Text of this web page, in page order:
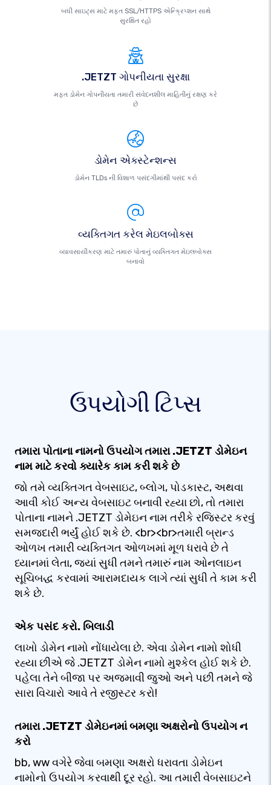
બધી સાઇટ્સ માટે મફત SSL/HTTPS એન્ક્રિપ્શન સાથે
સુરક્ષિત રહો
.JETZT ગોપનીયતા સુરક્ષા
મફત ડોમેન ગોપનીયતા તમારી સંવેદનશીલ માહિતીનું રક્ષણ કરે
છે
ડોમેન એક્સ્ટેન્શન્સ
ડોમેન TLDs ની વિશાળ પસંદગીમાંથી પસંદ કરો
વ્યક્તિગત કરેલ મેઇલબોક્સ
વ્યાવસાયીકરણ માટે તમારું પોતાનું વ્યક્તિગત મેઇલબોક્સ
બનાવો
ઉપયોગી ટિપ્સ
તમારા પોતાના નામનો ઉપયોગ તમારા .JETZT ડોમેઇન
નામ માટે કરવો ક્યારેક કામ કરી શકે છે
જો તમે વ્યક્તિગત વેબસાઇટ, બ્લોગ, પોડકાસ્ટ, અથવા
આવી કોઈ અન્ય વેબસાઇટ બનાવી રહ્યા છો, તો તમારા
પોતાના નામને .JETZT ડોમેઇન નામ તરીકે રજિસ્ટર કરવું
સમજદારી ભર્યું હોઈ શકે છે. <br><br>તમારી બ્રાન્ડ
ઓળખ તમારી વ્યક્તિગત ઓળખમાં મૂળ ધરાવે છે તે
ધ્યાનમાં લેતા, જ્યાં સુધી તમને તમારું નામ ઓનલાઇન
સૂચિબદ્ધ કરવામાં આરામદાયક લાગે ત્યાં સુધી તે કામ કરી
શકે છે.
એક પસંદ કરો. બિલાડી
લાખો ડોમેન નામો નોંધાયેલા છે. એવા ડોમેન નામો શોધી
રહ્યા છીએ જે .JETZT ડોમેન નામો મુશ્કેલ હોઈ શકે છે.
પહેલા તેને બીજા પર અજમાવી જુઓ અને પછી તમને જે
સારા વિચારો આવે તે રજીસ્ટર કરો!
તમારા .JETZT ડોમેઇનમાં બમણા અક્ષરોનો ઉપયોગ ન
કરો
bb, ww વગેરે જેવા બમણા અક્ષરો ધરાવતા ડોમેઇન
નામોનો ઉપયોગ કરવાથી દૂર રહો. આ તમારી વેબસાઇટને